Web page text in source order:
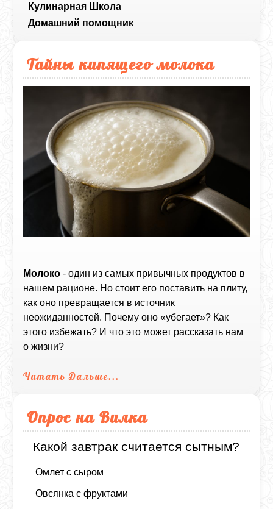
Кулинарная Школа
Домашний помощник
Тайны кипящего молока
Молоко - один из самых привычных продуктов в
нашем рационе. Но стоит его поставить на плиту,
как оно превращается в источник
неожиданностей. Почему оно «убегает»? Как
этого избежать? И что это может рассказать нам
о жизни?
Читать Дальше...
Опрос на Вилка
Какой завтрак считается сытным?
Омлет с сыром
Овсянка с фруктами